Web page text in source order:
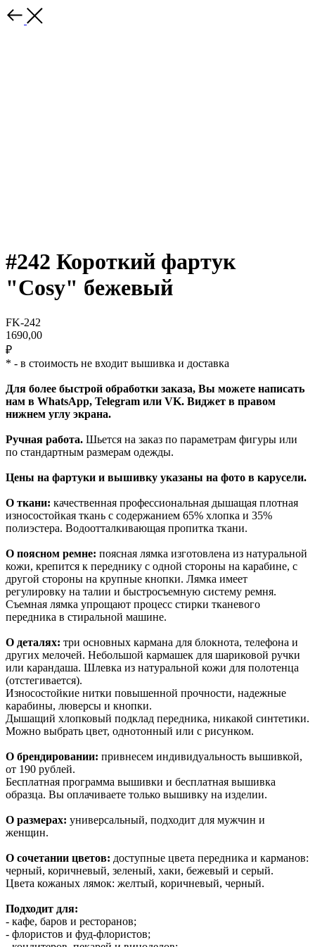
#242 Короткий фартук
"Cosy" бежевый
FK-242
1690,00
₽
* - в стоимость не входит вышивка и доставка
Для более быстрой обработки заказа, Вы можете написать
нам в WhatsApp, Telegram или VK. Виджет в правом
нижнем углу экрана.
Ручная работа. Шьется на заказ по параметрам фигуры или
по стандартным размерам одежды.
Цены на фартуки и вышивку указаны на фото в карусели.
О ткани: качественная профессиональная дышащая плотная
износостойкая ткань с содержанием 65% хлопка и 35%
полиэстера. Водоотталкивающая пропитка ткани.
О поясном ремне: поясная лямка изготовлена из натуральной
кожи, крепится к переднику с одной стороны на карабине, с
другой стороны на крупные кнопки. Лямка имеет
регулировку на талии и быстросъемную систему ремня.
Съемная лямка упрощают процесс стирки тканевого
передника в стиральной машине.
О деталях: три основных кармана для блокнота, телефона и
других мелочей. Небольшой кармашек для шариковой ручки
или карандаша. Шлевка из натуральной кожи для полотенца
(отстегивается).
Износостойкие нитки повышенной прочности, надежные
карабины, люверсы и кнопки.
Дышащий хлопковый подклад передника, никакой синтетики.
Можно выбрать цвет, однотонный или с рисунком.
О брендировании: привнесем индивидуальность вышивкой,
от 190 рублей.
Бесплатная программа вышивки и бесплатная вышивка
образца. Вы оплачиваете только вышивку на изделии.
О размерах: универсальный, подходит для мужчин и
женщин.
О сочетании цветов: доступные цвета передника и карманов:
черный, коричневый, зеленый, хаки, бежевый и серый.
Цвета кожаных лямок: желтый, коричневый, черный.
Подходит для:
- кафе, баров и ресторанов;
- флористов и фуд-флористов;